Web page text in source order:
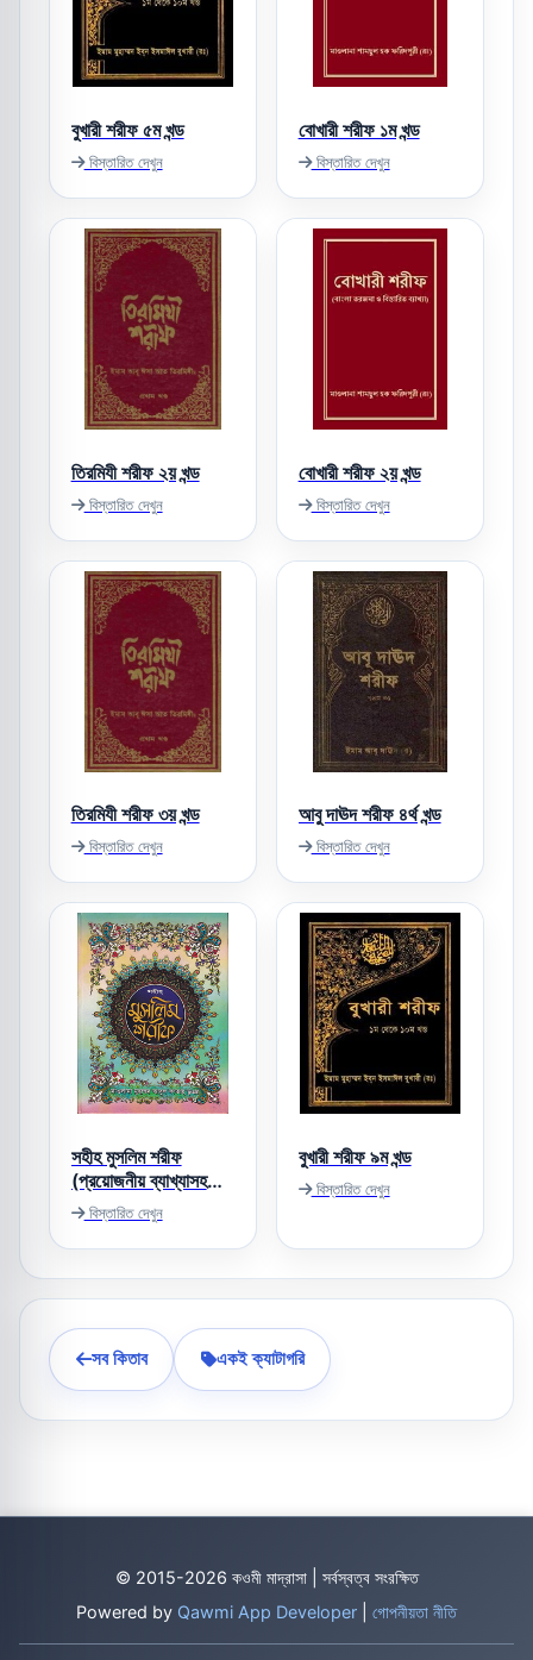
বুখারী শরীফ ৫ম খন্ড
বিস্তারিত দেখুন
বোখারী শরীফ ১ম খন্ড
বিস্তারিত দেখুন
তিরমিযী শরীফ ২য় খন্ড
বিস্তারিত দেখুন
বোখারী শরীফ ২য় খন্ড
বিস্তারিত দেখুন
তিরমিযী শরীফ ৩য় খন্ড
বিস্তারিত দেখুন
আবু দাঊদ শরীফ ৪র্থ খন্ড
বিস্তারিত দেখুন
সহীহ মুসলিম শরীফ
(প্রয়োজনীয় ব্যাখ্যাসহ
বঙ্গানুবাদ)
বিস্তারিত দেখুন
বুখারী শরীফ ৯ম খন্ড
বিস্তারিত দেখুন
সব কিতাব একই ক্যাটাগরি
© 2015-2026 কওমী মাদ্রাসা | সর্বস্বত্ব সংরক্ষিত
Powered by Qawmi App Developer গোপনীয়তা নীতি